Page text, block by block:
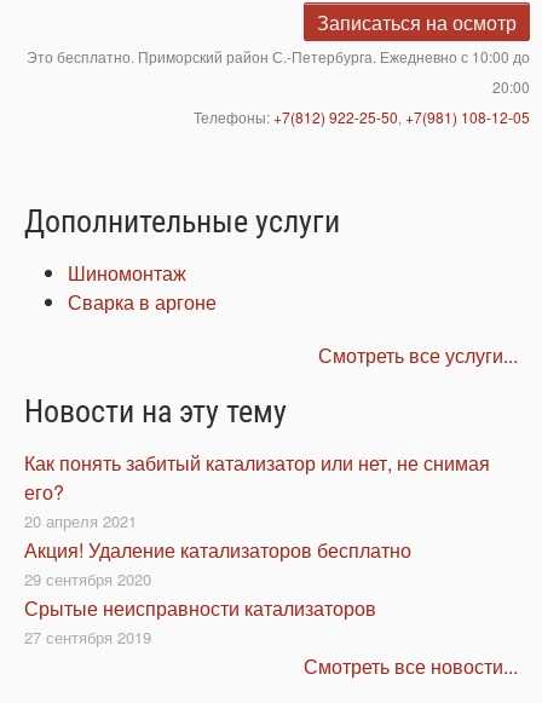
Записаться на осмотр
Это бесплатно. Приморский район С.-Петербурга. Ежедневно с 10:00 до
20:00
Телефоны:+7(812) 922-25-50, +7(981) 108-12-05
Дополнительные услуги
Шиномонтаж
Сварка в аргоне
Смотреть все услуги...
Новости на эту тему
Как понять забитый катализатор или нет, не снимая
его?
20 апреля 2021
Акция! Удаление катализаторов бесплатно
29 сентября 2020
Срытые неисправности катализаторов
27 сентября 2019
Смотреть все новости...